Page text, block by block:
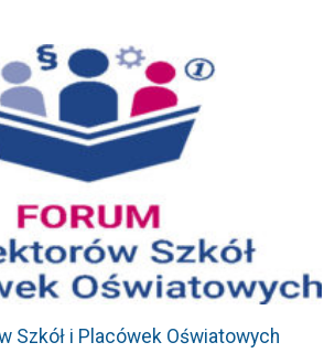
Szkół i Placówek Oświatowych